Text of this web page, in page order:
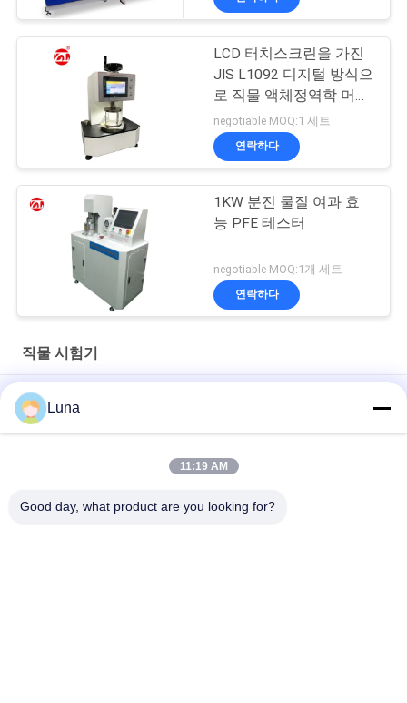
LCD 터치스크린을 가진
JIS L1092 디지털 방식으
로 직물 액체정역학 머리
검사자
negotiable MOQ:1 세트
연락하다
1KW 분진 물질 여과 효
능 PFE 테스터
negotiable MOQ:1개 세트
연락하다
직물 시험기
ASTM D1417 액체 표면 텐시오미터 고 반복성 동적 표면 텐시오
미터 Luna
11:19 AM
Good day, what product are you looking for?